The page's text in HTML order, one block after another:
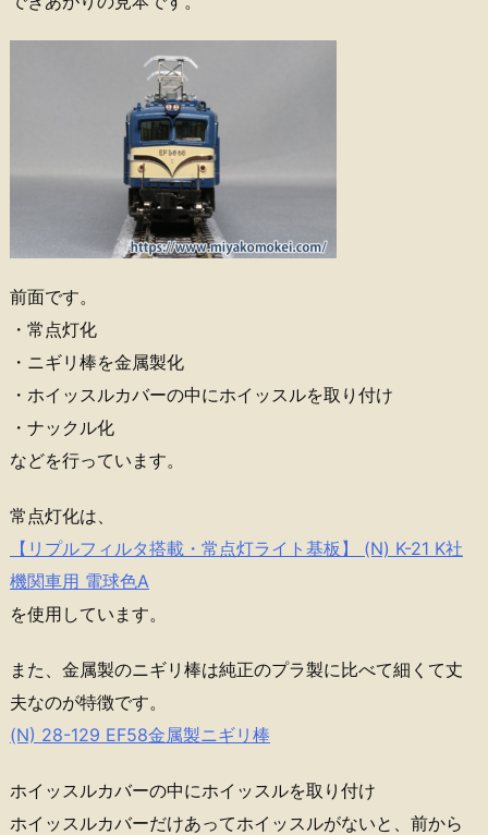
前面です。
・常点灯化
・ニギリ棒を金属製化
・ホイッスルカバーの中にホイッスルを取り付け
・ナックル化
などを行っています。
常点灯化は、
【リプルフィルタ搭載・常点灯ライト基板】 (N) K-21 K社
機関車用 電球色A
を使用しています。
また、金属製のニギリ棒は純正のプラ製に比べて細くて丈
夫なのが特徴です。
(N) 28-129 EF58金属製ニギリ棒
ホイッスルカバーの中にホイッスルを取り付け
ホイッスルカバーだけあってホイッスルがないと、前から